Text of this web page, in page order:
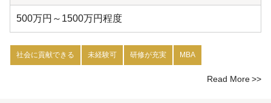
500万円～1500万円程度
社会に貢献できる 未経験可 研修が充実 MBA
Read More